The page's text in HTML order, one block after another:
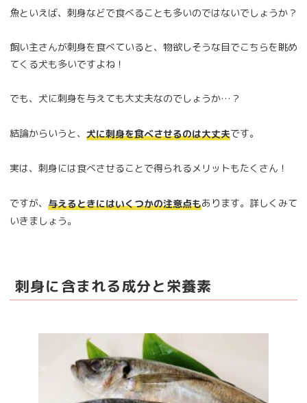
魚といえば、刺身などで食べることも多いのではないでしょうか？
飼い主さんが刺身を食べていると、物欲しそうな目でこちらを眺め
てくる犬も多いですよね！
でも、犬に刺身を与えても大丈夫なのでしょうか…？
結論からいうと、 犬に刺身を食べさせるのは大丈夫です。
実は、刺身には食べさせることで得られるメリットもたくさん！
ですが、 与えるときにはいくつかの注意点もあります。詳しくみて
いきましょう。
刺身に含まれる成分と栄養素